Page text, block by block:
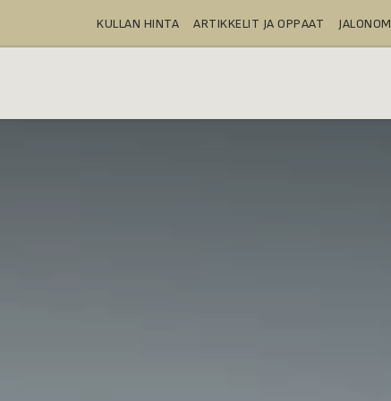
KULLAN HINTA ARTIKKELIT JA OPPAAT JALONOM